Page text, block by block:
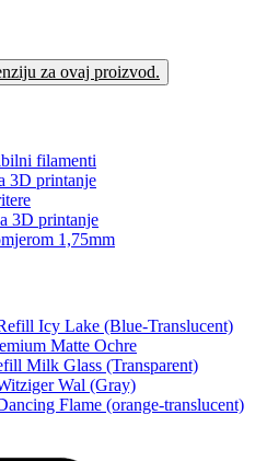
za ovaj proizvod.
filamenti
3D printanje
3D printanje
1,75mm
Icy Lake (Blue-Translucent)
Matte Ochre
Milk Glass (Transparent)
Wal (Gray)
Flame (orange-translucent)